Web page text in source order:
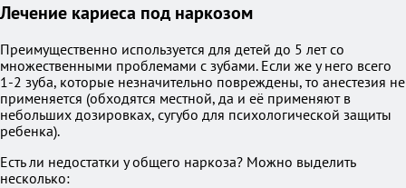
Лечение кариеса под наркозом
Преимущественно используется для детей до 5 лет со
множественными проблемами с зубами. Если же у него всего
1-2 зуба, которые незначительно повреждены, то анестезия не
применяется (обходятся местной, да и её применяют в
небольших дозировках, сугубо для психологической защиты
ребенка).
Есть ли недостатки у общего наркоза? Можно выделить
несколько: